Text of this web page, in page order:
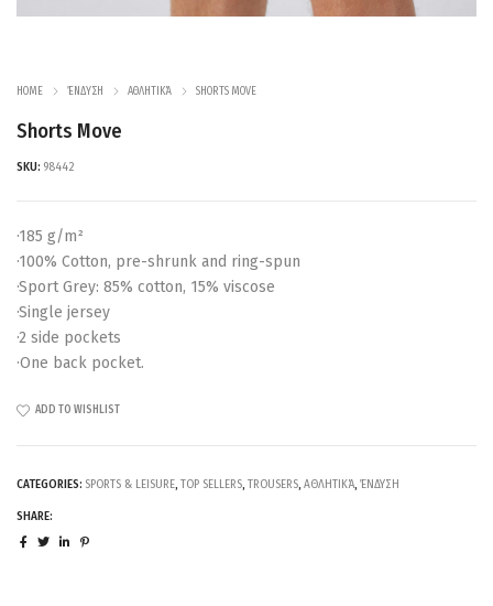
HOME ΈΝΔΥΣΗ ΑΘΛΗΤΙΚΆ SHORTS MOVE
Shorts Move
SKU: 98442
·185 g/m²
·100% Cotton, pre-shrunk and ring-spun
·Sport Grey: 85% cotton, 15% viscose
·Single jersey
·2 side pockets
·One back pocket.
ADD TO WISHLIST
CATEGORIES: SPORTS & LEISURE, TOP SELLERS, TROUSERS, ΑΘΛΗΤΙΚΆ, ΈΝΔΥΣΗ
SHARE: